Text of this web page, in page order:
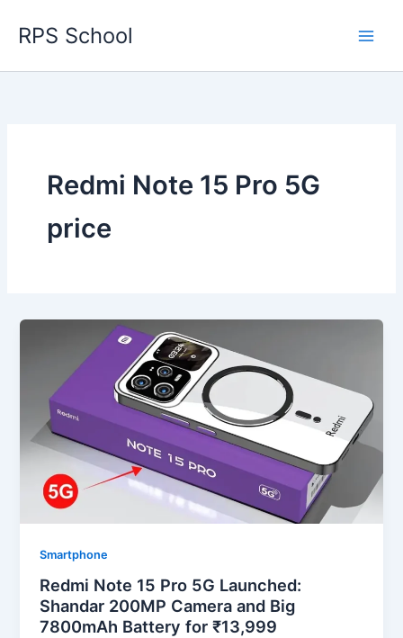
RPS School
Redmi Note 15 Pro 5G
price
Smartphone
Redmi Note 15 Pro 5G Launched:
Shandar 200MP Camera and Big
7800mAh Battery for ₹13,999